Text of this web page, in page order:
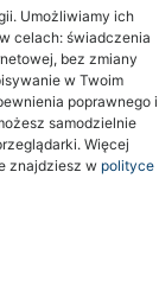
Umożliwiamy ich
celach: świadczenia
bez zmiany
w Twoim
poprawnego i
samodzielnie
Więcej
znajdziesz w polityce